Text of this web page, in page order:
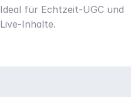
Ideal für Echtzeit-UGC und
Live-Inhalte.